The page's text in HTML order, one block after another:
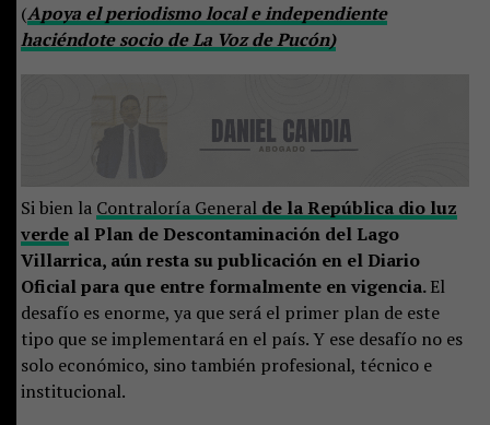
(Apoya el periodismo local e independiente
haciéndote socio de La Voz de Pucón)
Si bien la Contraloría General de la República dio luz
verdeal Plan de Descontaminación del Lago
Villarrica, aún resta su publicación en el Diario
Oficial para que entre formalmente en vigencia.El
desafío es enorme, ya que será el primer plan de este
tipo que se implementará en el país. Y ese desafío no es
solo económico, sino también profesional, técnico e
institucional.